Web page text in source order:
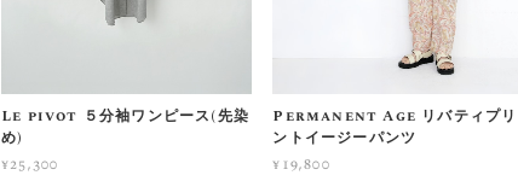
Le pivot ５分袖ワンピース(先染
め)
¥25,300
Permanent Age リバティプリ
ントイージーパンツ
¥19,800